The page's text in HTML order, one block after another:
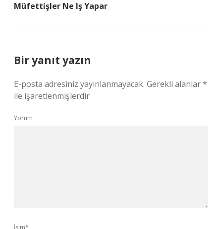
Müfettişler Ne Iş Yapar
Bir yanıt yazın
E-posta adresiniz yayınlanmayacak. Gerekli alanlar*
ile işaretlenmişlerdir
Yorum
İsim*